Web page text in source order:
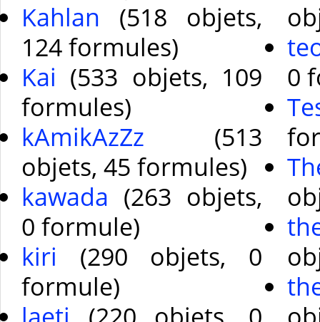
Kahlan (518 objets,
124 formules)
Kai (533 objets, 109
formules)
kAmikAzZz (513
objets, 45 formules)
kawada (263 objets,
0 formule)
kiri (290 objets, 0
formule)
0